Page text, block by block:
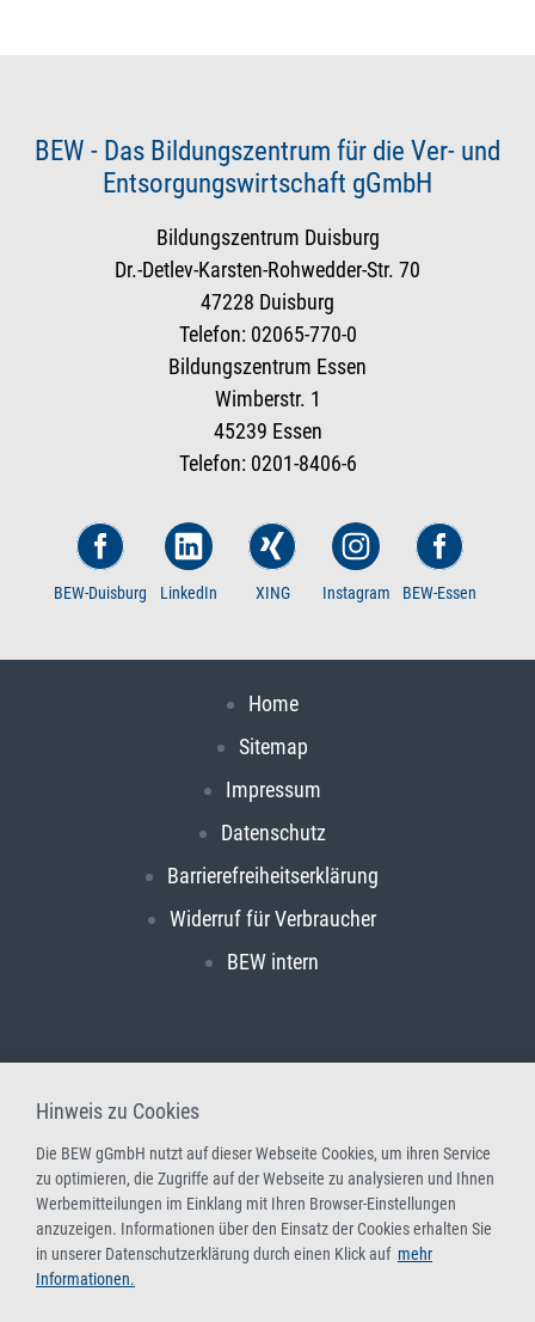
BEW - Das Bildungszentrum für die Ver- und
Entsorgungswirtschaft gGmbH
Bildungszentrum Duisburg
Dr.-Detlev-Karsten-Rohwedder-Str. 70
47228 Duisburg
Telefon: 02065-770-0
Bildungszentrum Essen
Wimberstr. 1
45239 Essen
Telefon: 0201-8406-6
BEW-Duisburg LinkedIn XING Instagram BEW-Essen
Home
Sitemap
Impressum
Datenschutz
Barrierefreiheitserklärung
Widerruf für Verbraucher
BEW intern
Hinweis zu Cookies
Die BEW gGmbH nutzt auf dieser Webseite Cookies, um ihren Service
zu optimieren, die Zugriffe auf der Webseite zu analysieren und Ihnen
Werbemitteilungen im Einklang mit Ihren Browser-Einstellungen
anzuzeigen. Informationen über den Einsatz der Cookies erhalten Sie
in unserer Datenschutzerklärung durch einen Klick auf mehr
Informationen.